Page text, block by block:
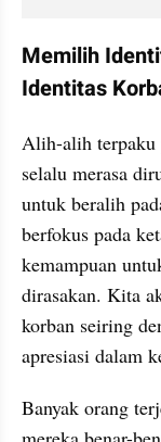
Memilih
Identitas
Alih-alih terpaku
selalu merasa
untuk beralih
berfokus pada
kemampuan
dirasakan. Kita
korban seiring
apresiasi dalam
Banyak orang